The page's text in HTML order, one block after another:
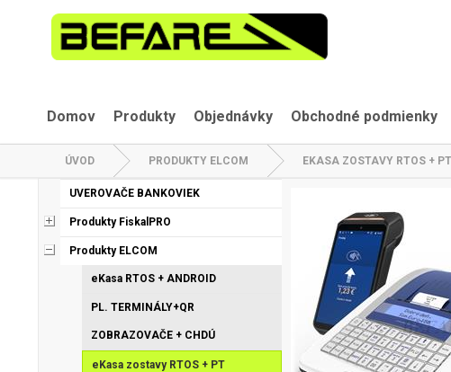
Domov Produkty Objednávky Obchodné podmienky
ÚVOD PRODUKTY ELCOM EKASA ZOSTAVY RTOS + PT
UVEROVAČE BANKOVIEK
Produkty FiskalPRO
Produkty ELCOM
eKasa RTOS + ANDROID
PL. TERMINÁLY+QR
ZOBRAZOVAČE + CHDÚ
eKasa zostavy RTOS + PT